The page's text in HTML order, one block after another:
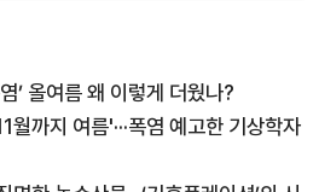
’ 올여름 왜 이렇게 더웠나?
까지 여름'···폭염 예고한 기상학자